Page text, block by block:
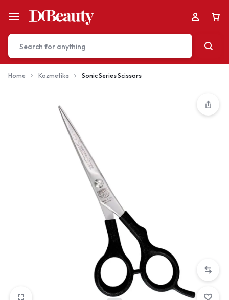
Don't miss out on great deals! Start shopping or
Sign in to view products added.
Shop What's New
Sign in
Home Kozmetika Sonic Series Scissors